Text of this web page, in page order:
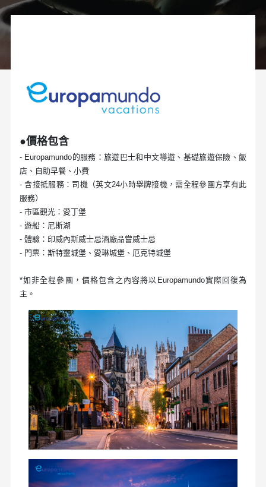
●價格包含
- Europamundo的服務：旅遊巴士和中文導遊、基礎旅遊保險、飯
店、自助早餐、小費
- 含接抵服務：司機（英文24小時舉牌接機，需全程參團方享有此
服務）
- 市區觀光：愛丁堡
- 遊船：尼斯湖
- 體驗：印威內斯威士忌酒廠品嘗威士忌
- 門票：斯特靈城堡、愛琳城堡、厄克特城堡
*如非全程參團，價格包含之內容將以Europamundo實際回復為
主。